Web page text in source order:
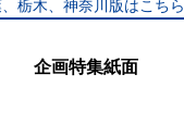
栃木、神奈川版はこちら
企画特集紙面